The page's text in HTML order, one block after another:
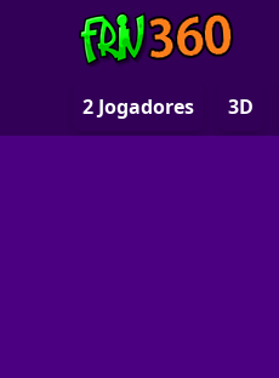
2 Jogadores 3D